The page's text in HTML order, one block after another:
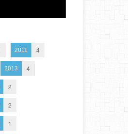
2011 4
2013 4
2
2
1